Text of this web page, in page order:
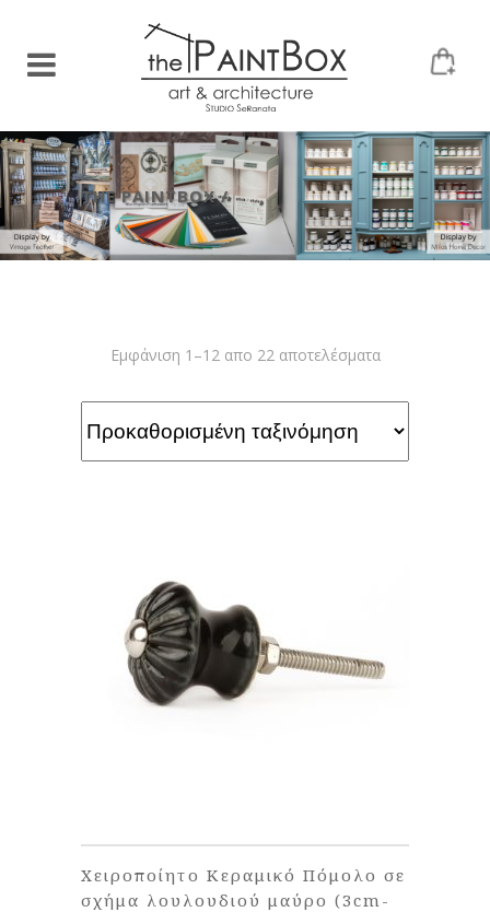
THE PAINTBOX/
Εμφάνιση 1–12 απο 22 αποτελέσματα
Χειροποίητο Κεραμικό Πόμολο σε
σχήμα λουλουδιού μαύρο (3cm-